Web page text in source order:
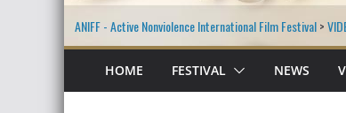
ANIFF - Active Nonviolence International Film Festival>
HOME FESTIVAL NEWS